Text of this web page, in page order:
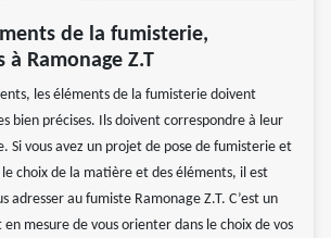
de la fumisterie,
à Ramonage Z.T
les éléments de la fumisterie doivent
bien précises. Ils doivent correspondre à leur
Si vous avez un projet de pose de fumisterie et
choix de la matière et des éléments, il est
adresser au fumiste Ramonage Z.T. C’est un
en mesure de vous orienter dans le choix de vos